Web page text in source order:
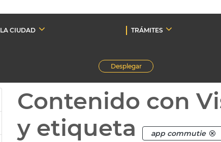
LA CIUDAD TRÁMITES
Desplegar
Contenido con
y etiqueta app commutie